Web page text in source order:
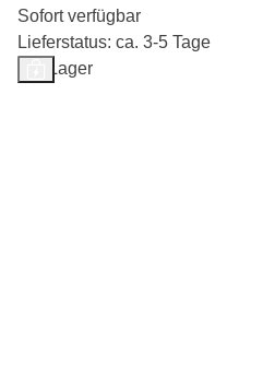
Sofort verfügbar
Lieferstatus: ca. 3-5 Tage
Auf Lager